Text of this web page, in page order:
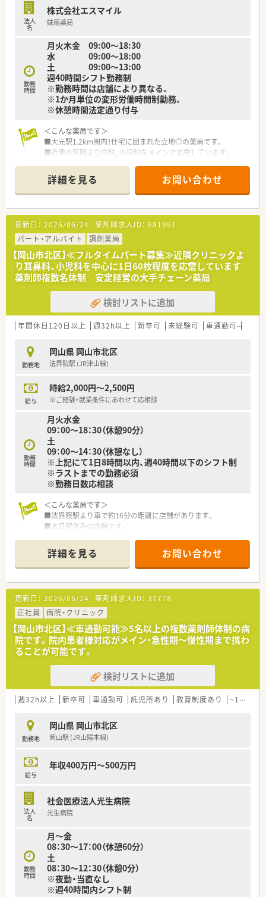
■無理な店舗展開は行わない健全な経営を基本とし、地域住民の
健康維持を支援する健康拠点を目指します。
■処方箋に基づく外来調剤や服薬指導を中心に、OTC医薬品の販
売など薬剤師業務を全般的に担当します。
■電子天秤一体型鑑査システムやmusubiを活用し、正確かつ効
率的な薬学的管理を行っていただきます。
■将来的には在宅サービスの強化や健康フェアの開催など、地域
に根ざした健康サポート活動にも携われます。
法人
名
株式会社エスマイル
妹尾薬局
勤務
時間
月火木金 09:00～18:30
水 09:00～18:00
土 09:00～13:00
週40時間シフト勤務制
※勤務時間は店舗により異なる。
※1か月単位の変形労働時間制勤務。
※休憩時間法定通り付与
＜こんな薬局です＞
■大元駅1.2km圏内！住宅に囲まれた立地◎の薬局です。
■近隣の医院より内科、小児科をメインで応需しています。
経験を積むことができます。
＜業務内容＞
■処方箋による調剤業務、服薬指導、薬剤情報の提供など
＜研修制度＞
■現場の先輩薬剤師より指導を受けて頂きます。
■入社時はもちろん、その後も段階的な研修が用意されておりま
す。
＜法人特徴＞
■東証プライム上場スズケングループの地場大手チェーン薬局
■1982年の創業以来、人々が笑顔になれる薬局を目指して地域
の医療貢献に取り組み、
■全ての患者様が同等かつ上質な医療を受けることができるよ
う、笑顔をキーワードに患者様の為に何ができるかを常に考え、
日々の業務を行います。
添って服薬指導を行う
「かかりつけ薬局」になること。その上で健康に関する相談窓口
る「健康サポート薬局」を目指し、さらに病院や介護施設などと
連携を強化することで地域包括ケアにつながっていく事に重き
を置いています。
■調剤事業にとどまらず、セルフメディケーションの推進・健康
拠点として情報の発信や健康イベント開催などの取り組みを行
っています。
■無菌調剤対応薬局の設置や関連会社の介護サービス事業を展
の店舗網を生かし、地域の皆さまが安心して暮らせる街づくりを
支援します。
＜こんな方にもオススメ＞
■個人薬局ではなくある程度規模のある薬局で働いてみたい方
■応援体制の整った環境で働きたい方
■店舗の異動も歓迎な方
■勤務薬剤師にとどまらずキャリアアップそしたい方
詳細を見る お問い合わせ
更新日： 2026/06/24 薬剤師求人ID： 681991
パート・アルバイト
調剤薬局
【岡山市北区】≪フルタイムパート募集≫近隣クリニックよ
り耳鼻科、小児科を中心に1日60枚程度を応需しています
薬剤師複数名体制 安定経営の大手チェーン薬局
検討リストに追加
年間休日120日以上 週32h以上 新卒可 未経験可 車通勤可
勤務地
岡山県 岡山市北区
法界院駅 (JR津山線)
給与
時給2,000円～2,500円
※ご経験・就業条件にあわせて応相談
勤務
時間
月火水金
09：00～18：30（休憩90分）
土
09：00～14：30（休憩なし）
※上記にて1日8時間以内、週40時間以下のシフト制
※ラストまでの勤務必須
※勤務日数応相談
＜こんな薬局です＞
■法界院駅より車で約16分の距離に店舗があります。
■木日祝休みの店舗です。
＜業務内容＞
■近隣のクリニックより耳鼻科、小児科をメインに処方応需して
おります。
■処方箋枚数は約60枚/日です。
＜研修制度＞
■疾患別のWEB研修やがんや緩和ケア・糖尿病など専任薬剤師
も育成にも力を入れています。
■未経験者の方には、新卒者と同様の研修を受けて頂いたり、入
社後4日間をかけて実務研修も可能です。
■e-ラーニングやOJT研修などもございます。
■全国に店舗展開する大手チェーン薬局です。95%がマンツー
マンでの出店となります。そのため処方元との関係性がスムー
局では経験できない業務提携を行っております。
■駅中や複合店舗開発も行っており、OTCも学びたい方にもピッ
タリな薬局です。
の支給になります。
■年間休日は123日ございます。夏季休暇3日、冬期休暇5日ござ
適用となりますので、子育て中の方にも非常に働きやすい職場で
す。
福利厚生についても大変充実しています。
■年1回面談もございますので、自分のキャリアなどについて相
談できる機会もございます。
＜こんな方にもおすすめ＞
■福利厚生や研修体制がしっかり充実している環境で働きたい
詳細を見る お問い合わせ
更新日： 2026/06/24 薬剤師求人ID： 37778
正社員
病院・クリニック
【岡山市北区】≪車通勤可能≫5名以上の複数薬剤師体制の病
院です。院内患者様対応がメイン・急性期～慢性期まで携わ
ることが可能です。
検討リストに追加
週32h以上 新卒可 車通勤可 託児所あり 教育制度あり ~18時までの職場
勤務地
岡山県 岡山市北区
岡山駅 (JR山陽本線)
給与
年収400万円～500万円
法人
名
社会医療法人光生病院
光生病院
勤務
時間
月～金
08：30～17：00（休憩60分）
土
08：30～12：30（休憩0分）
※夜勤・当直なし
※週40時間内シフト制